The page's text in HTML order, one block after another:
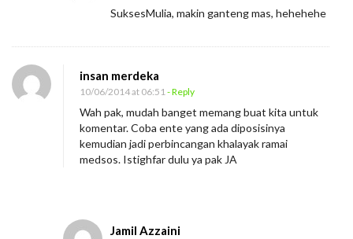
o
SuksesMulia, makin ganteng mas, hehehehe
insan merdeka
10/06/2014 at 06:51 - Reply
Wah pak, mudah banget memang buat kita untuk
komentar. Coba ente yang ada diposisinya
kemudian jadi perbincangan khalayak ramai
medsos. Istighfar dulu ya pak JA
Jamil Azzaini